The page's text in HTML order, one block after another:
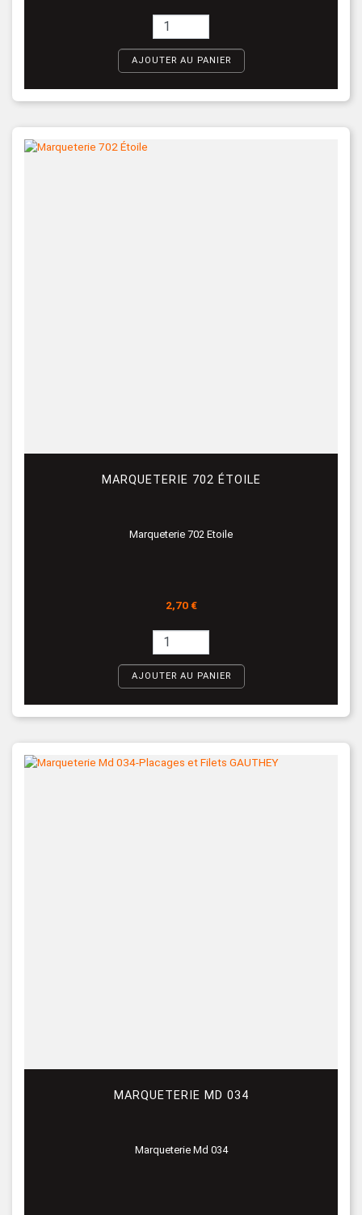
AJOUTER AU PANIER
MARQUETERIE 702 ÉTOILE
Marqueterie 702 Etoile
Prix
2,70 €
AJOUTER AU PANIER
MARQUETERIE MD 034
Marqueterie Md 034